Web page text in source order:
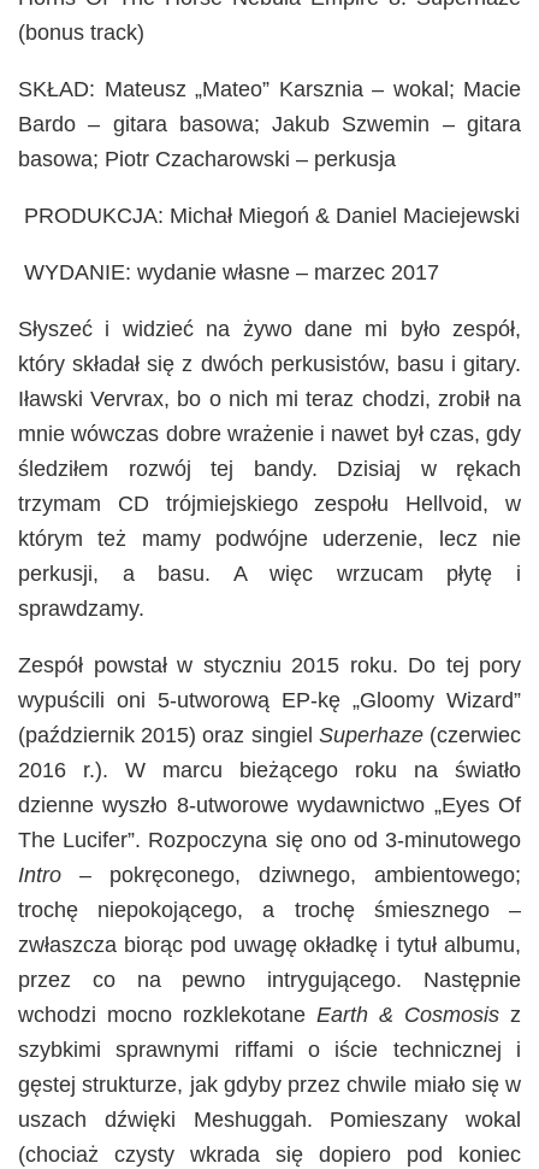
(bonus track)
SKŁAD: Mateusz „Mateo” Karsznia – wokal; Macie
Bardo – gitara basowa; Jakub Szwemin – gitara
basowa; Piotr Czacharowski – perkusja
PRODUKCJA: Michał Miegoń & Daniel Maciejewski
WYDANIE: wydanie własne – marzec 2017
Słyszeć i widzieć na żywo dane mi było zespół,
który składał się z dwóch perkusistów, basu i gitary.
Iławski Vervrax, bo o nich mi teraz chodzi, zrobił na
mnie wówczas dobre wrażenie i nawet był czas, gdy
śledziłem rozwój tej bandy. Dzisiaj w rękach
trzymam CD trójmiejskiego zespołu Hellvoid, w
którym też mamy podwójne uderzenie, lecz nie
perkusji, a basu. A więc wrzucam płytę i
sprawdzamy.
Zespół powstał w styczniu 2015 roku. Do tej pory
wypuścili oni 5-utworową EP-kę „Gloomy Wizard”
(październik 2015) oraz singiel Superhaze (czerwiec
2016 r.). W marcu bieżącego roku na światło
dzienne wyszło 8-utworowe wydawnictwo „Eyes Of
The Lucifer”. Rozpoczyna się ono od 3-minutowego
Intro –
pokręconego, dziwnego, ambientowego;
trochę niepokojącego, a trochę śmiesznego –
zwłaszcza biorąc pod uwagę okładkę i tytuł albumu,
przez co na pewno intrygującego. Następnie
wchodzi mocno rozklekotane Earth & Cosmosis z
szybkimi sprawnymi riffami o iście technicznej i
gęstej strukturze, jak gdyby przez chwile miało się w
uszach dźwięki Meshuggah. Pomieszany wokal
(chociaż czysty wkrada się dopiero pod koniec